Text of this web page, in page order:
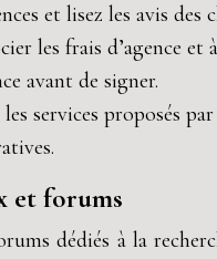
et lisez les avis
les frais d’agence
avant de signer.
services proposés
et forums
dédiés à la